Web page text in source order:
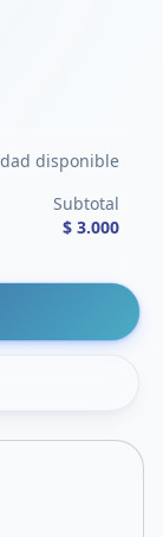
disponible
Subtotal
$ 3.000